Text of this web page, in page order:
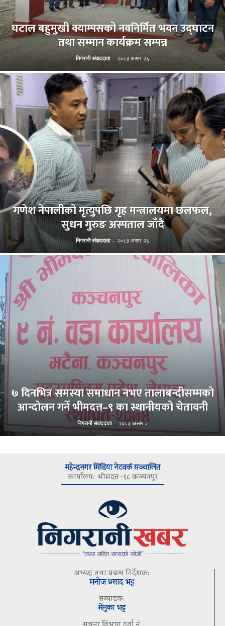
घटाल बहुमुखी क्याम्पसको नवनिर्मित भवन उद्घाटन
तथा सम्मान कार्यक्रम सम्पन्न
निगरानी संवाददाता - २०८३ असार २६
गणेश नेपालीको मृत्युपछि गृह मन्त्रालयमा छलफल,
सुधन गुरुङ अस्पताल जाँदै
निगरानी संवाददाता - २०८३ असार २६
७ दिनभित्र समस्या समाधान नभए तालाबन्दीसम्मको
आन्दोलन गर्ने भीमदत्त–९ का स्थानीयको चेतावनी
निगरानी संवाददाता - २०८३ असार २
महेन्द्रनगर मिडिया नेटवर्क सञ्चालित
कार्यालयः भीमदत्त–१८ कञ्चनपुर
अध्यक्ष तथा प्रबन्ध निर्देशकः
मनोज प्रसाद भट्ट
सम्पादकः
मेनुका भट्ट